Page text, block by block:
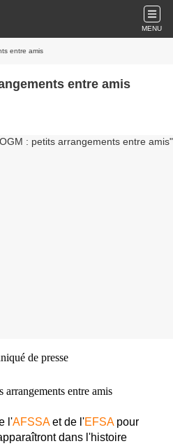
MENU
entre amis
entre amis
de presse
entre amis
l'AFSSAet de l'EFSApour
dans l'histoire